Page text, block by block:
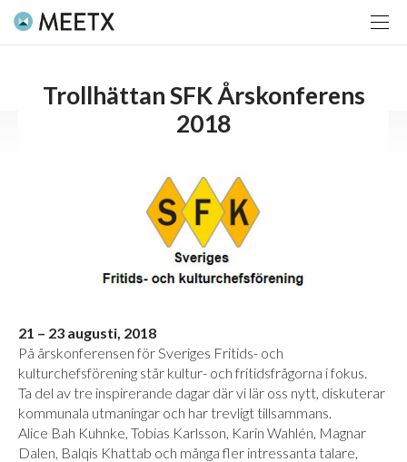
Trollhättan SFK Årskonferens
2018
21 – 23 augusti, 2018
På årskonferensen för Sveriges Fritids- och
kulturchefsförening står kultur- och fritidsfrågorna i fokus.
Ta del av tre inspirerande dagar där vi lär oss nytt, diskuterar
kommunala utmaningar och har trevligt tillsammans.
Alice Bah Kuhnke, Tobias Karlsson, Karin Wahlén, Magnar
Dalen, Balqis Khattab och många fler intressanta talare,